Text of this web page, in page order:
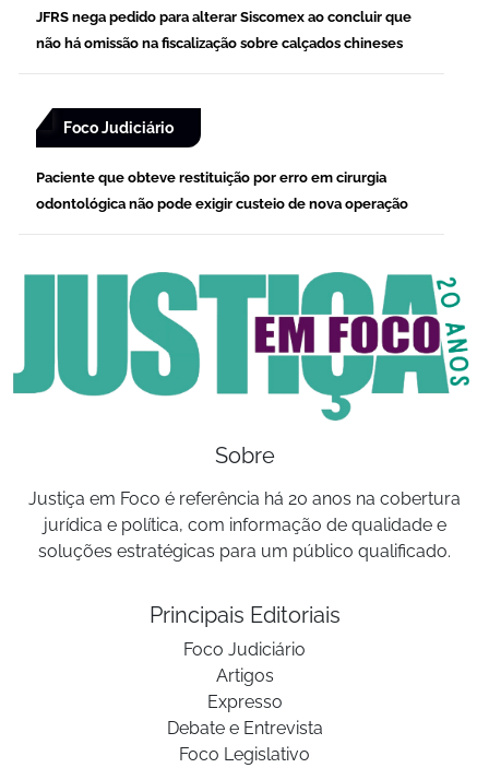
JFRS nega pedido para alterar Siscomex ao concluir que
não há omissão na fiscalização sobre calçados chineses
Foco Judiciário
Paciente que obteve restituição por erro em cirurgia
odontológica não pode exigir custeio de nova operação
Sobre
Justiça em Foco é referência há 20 anos na cobertura
jurídica e política, com informação de qualidade e
soluções estratégicas para um público qualificado.
Principais Editoriais
Foco Judiciário
Artigos
Expresso
Debate e Entrevista
Foco Legislativo